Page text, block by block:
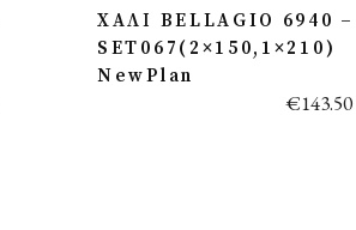
ΧΑΛΙ BELLAGIO 6940 –
SET067(2×150,1×210)
NewPlan
€143.50